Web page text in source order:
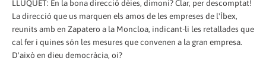
LLUQUET: En la bona direcció dèies, dimoni? Clar, per descomptat!
La direcció que us marquen els amos de les empreses de l'Íbex,
reunits amb en Zapatero a la Moncloa, indicant-li les retallades que
cal fer i quines són les mesures que convenen a la gran empresa.
D'això en dieu democràcia, oi?